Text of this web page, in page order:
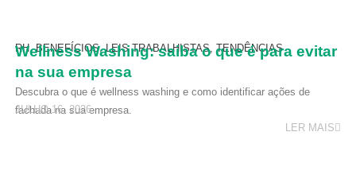
RH,BENEFÍCIOS,LEIS TRABALHISTAS, TENDÊNCIAS
Wellness Washing: saiba o que é para evitar
na sua empresa
Descubra o que é wellness washing e como identificar ações de
fachada na sua empresa.
JULHO 16, 2026
LER MAIS